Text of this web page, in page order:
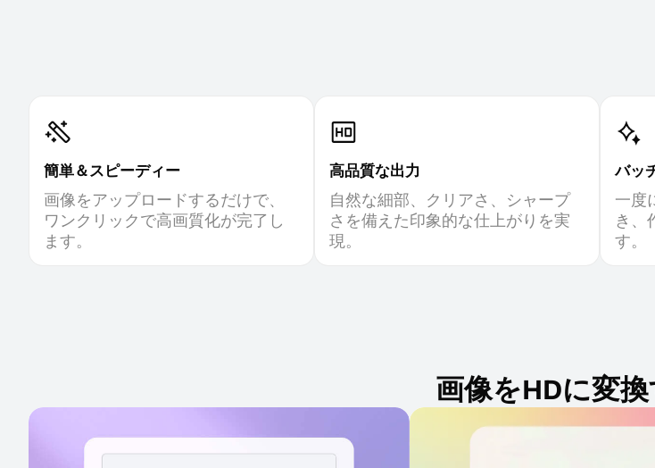
簡単＆スピーディー
画像をアップロードするだけで、
ワンクリックで高画質化が完了し
ます。
高品質な出力
自然な細部、クリアさ、シャープ
さを備えた印象的な仕上がりを実
現。
バッ
一度
き、
す。
画像をHDに変